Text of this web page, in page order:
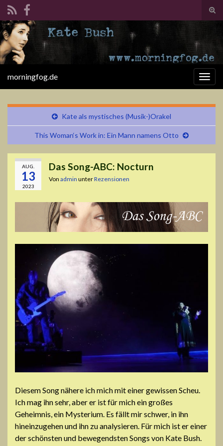
Search for:
morningfog.de
Kate als mystisches (Musik-)Orakel
This Woman‘s Work in: Ein Mann namens Otto
AUG.
13
2023
Das Song-ABC: Nocturn
Von admin unterRezensionen
Diesem Song nähere ich mich mit einer gewissen Scheu.
Ich mag ihn sehr, aber er ist für mich ein großes
Geheimnis, ein Mysterium. Es fällt mir schwer, in ihn
hineinzugehen und ihn zu analysieren. Für mich ist er einer
der schönsten und bewegendsten Songs von Kate Bush.